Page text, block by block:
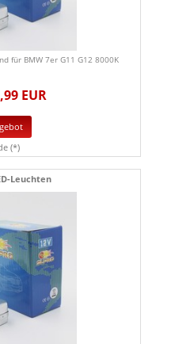
für BMW 7er G11 G12 8000K
EUR
(*)
Leuchten